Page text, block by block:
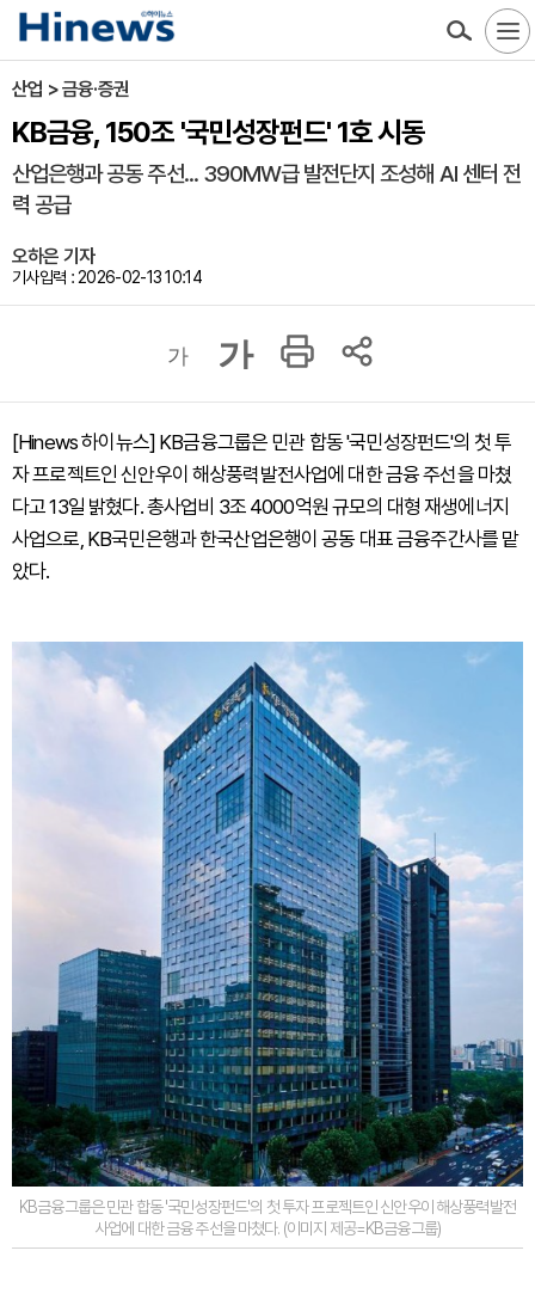
산업 > 금융·증권
KB금융, 150조 '국민성장펀드' 1호 시동
산업은행과 공동 주선... 390MW급 발전단지 조성해 AI 센터 전
력 공급
오하은 기자
기사입력 : 2026-02-13 10:14
가 가
[Hinews 하이뉴스] KB금융그룹은 민관 합동 '국민성장펀드'의 첫 투
자 프로젝트인 신안우이 해상풍력발전사업에 대한 금융 주선을 마쳤
다고 13일 밝혔다. 총사업비 3조 4000억원 규모의 대형 재생에너지
사업으로, KB국민은행과 한국산업은행이 공동 대표 금융주간사를 맡
았다.
KB금융그룹은 민관 합동 '국민성장펀드'의 첫 투자 프로젝트인 신안우이 해상풍력발전
사업에 대한 금융 주선을 마쳤다. (이미지 제공=KB금융그룹)